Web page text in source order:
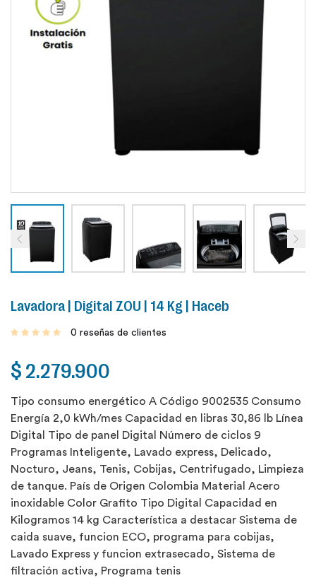
Lavadora | Digital ZOU | 14 Kg | Haceb
0 reseñas de clientes
$ 2.279.900
Tipo consumo energético A Código 9002535 Consumo
Energía 2,0 kWh/mes Capacidad en libras 30,86 lb Línea
Digital Tipo de panel Digital Número de ciclos 9
Programas Inteligente, Lavado express, Delicado,
Nocturo, Jeans, Tenis, Cobijas, Centrifugado, Limpieza
de tanque. País de Origen Colombia Material Acero
inoxidable Color Grafito Tipo Digital Capacidad en
Kilogramos 14 kg Característica a destacar Sistema de
caida suave, funcion ECO, programa para cobijas,
Lavado Express y funcion extrasecado, Sistema de
filtración activa, Programa tenis
Create an account